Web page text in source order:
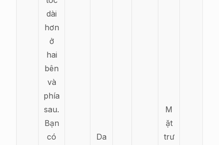
dài
hơn
ở
hai
bên
và
phía
sau.
Bạn
có
Da
M
ặt
trư